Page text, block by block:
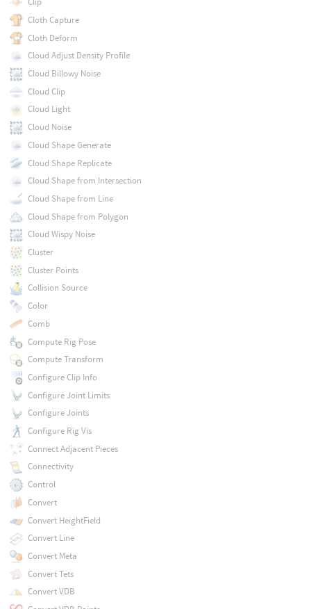
Cloth Capture
Cloth Deform
Cloud Adjust Density Profile
Cloud Billowy Noise
Cloud Clip
Cloud Light
Cloud Noise
Cloud Shape Generate
Cloud Shape Replicate
Cloud Shape from Intersection
Cloud Shape from Line
Cloud Shape from Polygon
Cloud Wispy Noise
Cluster
Cluster Points
Collision Source
Color
Comb
Compute Rig Pose
Compute Transform
Configure Clip Info
Configure Joint Limits
Configure Joints
Configure Rig Vis
Connect Adjacent Pieces
Connectivity
Control
Convert
Convert HeightField
Convert Line
Convert Meta
Convert Tets
Convert VDB